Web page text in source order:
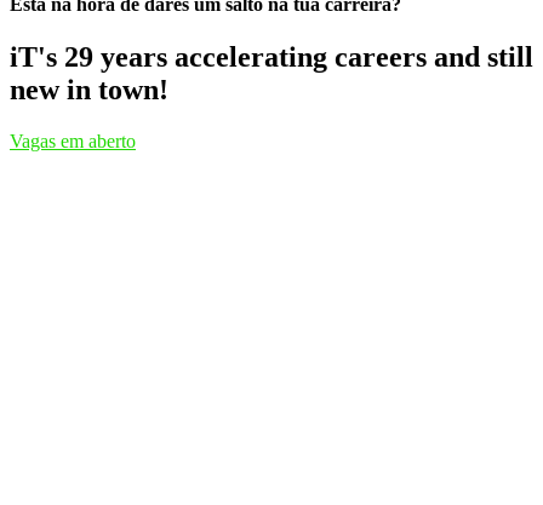
Está na hora de dares um salto na tua carreira?
iT's 29 years accelerating careers and still
new in town!
Vagas em aberto